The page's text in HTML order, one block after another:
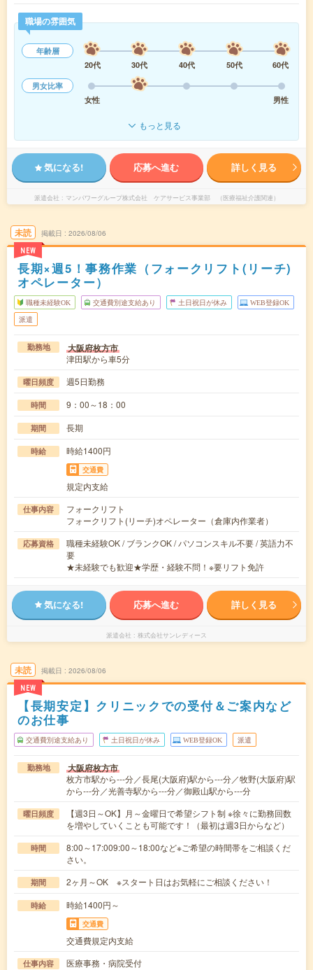
職場の雰囲気
年齢層
20代
30代 40代 50代
60代
男女比率
女性
男性
もっと見る
気になる! 応募へ進む 詳しく見る
派遣会社 マンパワーグループ株式会社 ケアサービス事業部 （医療福祉介護関連）
未読
NEW
掲載日 2026/08/06
長期×週5！事務作業（フォークリフト(リーチ)
オペレーター）
職種未経験OK 交通費別途支給あり 土日祝日が休み WEB登録OK
派遣
勤務地 大阪府枚方市
津田駅から車5分
曜日頻度 週5日勤務
時間 9：00～18：00
期間 長期
時給 時給1400円
交通費
規定内支給
仕事内容
フォークリフト
フォークリフト(リーチ)オペレーター（倉庫内作業者）
応募資格
職種未経験OK / ブランクOK / パソコンスキル不要 / 英語力不
要
★未経験でも歓迎★学歴・経験不問！※要リフト免許
気になる! 応募へ進む 詳しく見る
派遣会社 株式会社サンレディース
未読
NEW
掲載日 2026/08/06
【長期安定】クリニックでの受付＆ご案内など
のお仕事
交通費別途支給あり 土日祝日が休み WEB登録OK 派遣
勤務地 大阪府枚方市
枚方市駅から---分／長尾(大阪府)駅から---分／牧野(大阪府)駅
から---分／光善寺駅から---分／御殿山駅から---分
曜日頻度
【週3日～OK】月～金曜日で希望シフト制 ※徐々に勤務回数
を増やしていくことも可能です！（最初は週3日からなど）
時間
8:00～17:009:00～18:00など※ご希望の時間帯をご相談くだ
さい。
期間 2ヶ月～OK ※スタート日はお気軽にご相談ください！
時給 時給1400円～
交通費
交通費規定内支給
仕事内容
医療事務・病院受付